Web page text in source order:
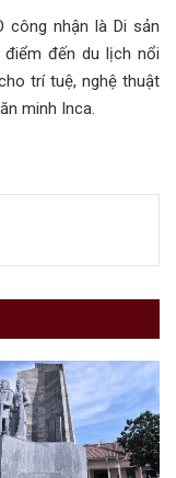
công nhận là Di sản
điểm đến du lịch nổi
trí tuệ, nghệ thuật
minh Inca.